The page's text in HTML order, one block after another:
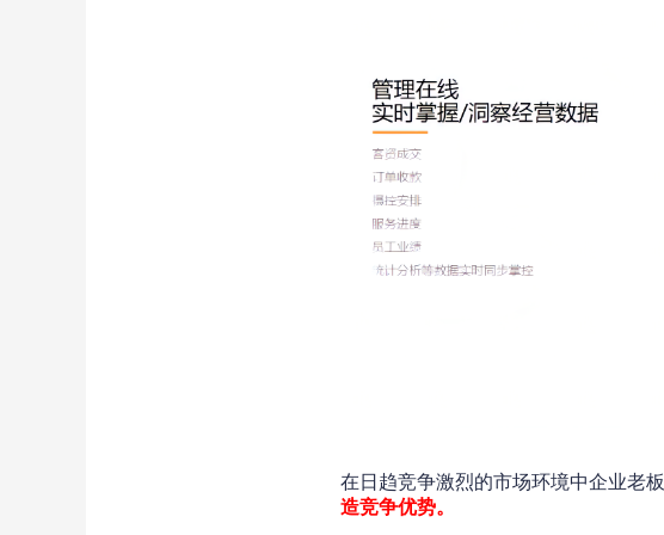
在日趋竞争激烈的市场环境中企业老板
造竞争优势。